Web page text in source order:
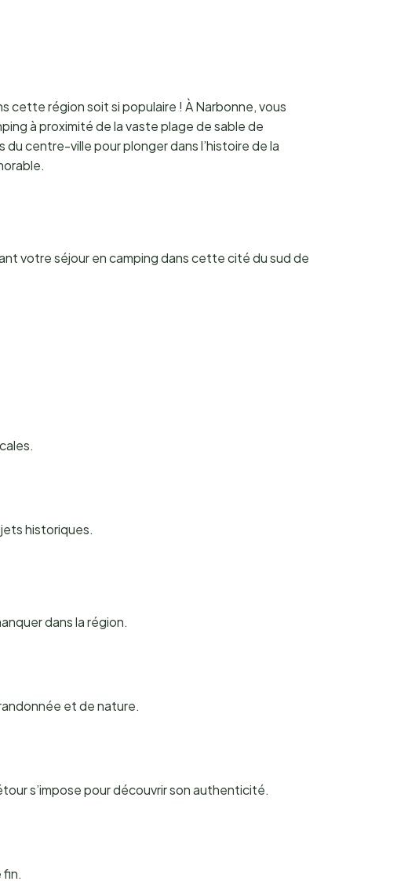
cette région soit si populaire ! À Narbonne, vous
à proximité de la vaste plage de sable de
du centre-ville pour plonger dans l’histoire de la
votre séjour en camping dans cette cité du sud de
historiques.
dans la région.
et de nature.
s’impose pour découvrir son authenticité.
fin.